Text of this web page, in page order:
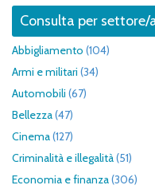
Consulta per
Abbigliamento (104)
Armi e militari (34)
Automobili (67)
Bellezza(47)
Cinema(127)
Criminalità e illegalità(51)
Economia e finanza(306)